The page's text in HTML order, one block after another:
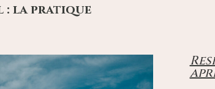
: la pratique